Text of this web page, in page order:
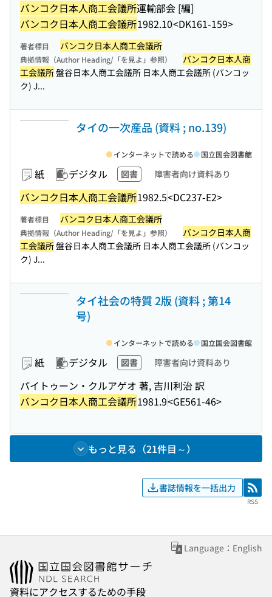
バンコク日本人商工会議所運輸部会 [編]
バンコク日本人商工会議所1982.10<DK161-159>
著者標目 バンコク日本人商工会議所
典拠情報（Author Heading/「を見よ」参照）
バンコク日本人商
工会議所盤谷日本人商工会議所 日本人商工会議所 (バンコッ
ク) J...
タイの一次産品 (資料 ; no.139)
紙 デジタル 図書 障害者向け資料あり
バンコク日本人商工会議所1982.5<DC237-E2>
インターネットで読める 国立国会図書館
著者標目 バンコク日本人商工会議所
典拠情報（Author Heading/「を見よ」参照）
バンコク日本人商
工会議所盤谷日本人商工会議所 日本人商工会議所 (バンコッ
ク) J...
タイ社会の特質 2版 (資料 ; 第14
号)
紙 デジタル 図書 障害者向け資料あり
パイトゥーン・クルアゲオ 著, 吉川利治 訳
バンコク日本人商工会議所1981.9<GE561-46>
インターネットで読める 国立国会図書館
もっと見る（21件目～）
書誌情報を一括出力 RSS
RSS
Language：English
資料にアクセスするための手段